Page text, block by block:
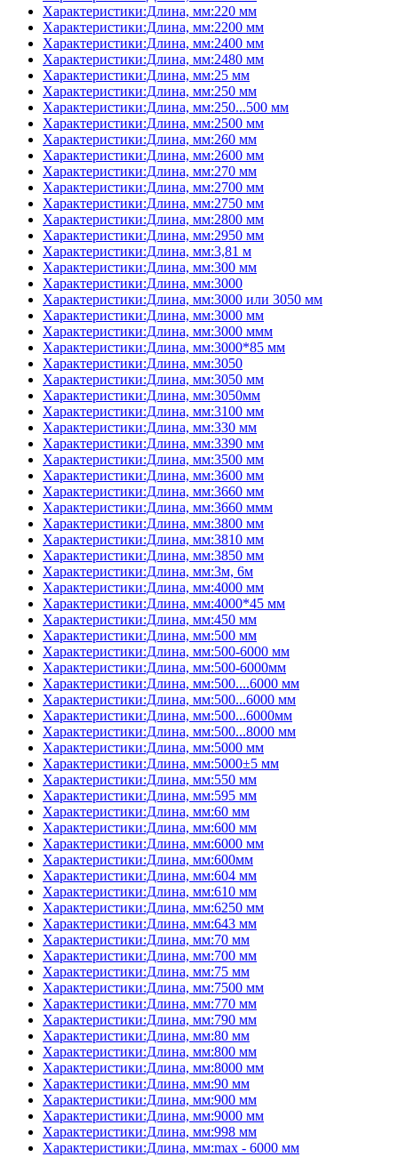
Характеристики:Длина, мм:220 мм
Характеристики:Длина, мм:2200 мм
Характеристики:Длина, мм:2400 мм
Характеристики:Длина, мм:2480 мм
Характеристики:Длина, мм:25 мм
Характеристики:Длина, мм:250 мм
Характеристики:Длина, мм:250...500 мм
Характеристики:Длина, мм:2500 мм
Характеристики:Длина, мм:260 мм
Характеристики:Длина, мм:2600 мм
Характеристики:Длина, мм:270 мм
Характеристики:Длина, мм:2700 мм
Характеристики:Длина, мм:2750 мм
Характеристики:Длина, мм:2800 мм
Характеристики:Длина, мм:2950 мм
Характеристики:Длина, мм:3,81 м
Характеристики:Длина, мм:300 мм
Характеристики:Длина, мм:3000
Характеристики:Длина, мм:3000 или 3050 мм
Характеристики:Длина, мм:3000 мм
Характеристики:Длина, мм:3000 ммм
Характеристики:Длина, мм:3000*85 мм
Характеристики:Длина, мм:3050
Характеристики:Длина, мм:3050 мм
Характеристики:Длина, мм:3050мм
Характеристики:Длина, мм:3100 мм
Характеристики:Длина, мм:330 мм
Характеристики:Длина, мм:3390 мм
Характеристики:Длина, мм:3500 мм
Характеристики:Длина, мм:3600 мм
Характеристики:Длина, мм:3660 мм
Характеристики:Длина, мм:3660 ммм
Характеристики:Длина, мм:3800 мм
Характеристики:Длина, мм:3810 мм
Характеристики:Длина, мм:3850 мм
Характеристики:Длина, мм:3м, 6м
Характеристики:Длина, мм:4000 мм
Характеристики:Длина, мм:4000*45 мм
Характеристики:Длина, мм:450 мм
Характеристики:Длина, мм:500 мм
Характеристики:Длина, мм:500-6000 мм
Характеристики:Длина, мм:500-6000мм
Характеристики:Длина, мм:500....6000 мм
Характеристики:Длина, мм:500...6000 мм
Характеристики:Длина, мм:500...6000мм
Характеристики:Длина, мм:500...8000 мм
Характеристики:Длина, мм:5000 мм
Характеристики:Длина, мм:5000±5 мм
Характеристики:Длина, мм:550 мм
Характеристики:Длина, мм:595 мм
Характеристики:Длина, мм:60 мм
Характеристики:Длина, мм:600 мм
Характеристики:Длина, мм:6000 мм
Характеристики:Длина, мм:600мм
Характеристики:Длина, мм:604 мм
Характеристики:Длина, мм:610 мм
Характеристики:Длина, мм:6250 мм
Характеристики:Длина, мм:643 мм
Характеристики:Длина, мм:70 мм
Характеристики:Длина, мм:700 мм
Характеристики:Длина, мм:75 мм
Характеристики:Длина, мм:7500 мм
Характеристики:Длина, мм:770 мм
Характеристики:Длина, мм:790 мм
Характеристики:Длина, мм:80 мм
Характеристики:Длина, мм:800 мм
Характеристики:Длина, мм:8000 мм
Характеристики:Длина, мм:90 мм
Характеристики:Длина, мм:900 мм
Характеристики:Длина, мм:9000 мм
Характеристики:Длина, мм:998 мм
Характеристики:Длина, мм:max - 6000 мм